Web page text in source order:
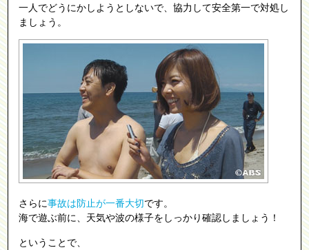
一人でどうにかしようとしないで、協力して安全第一で対処し
ましょう。
さらに事故は防止が一番大切です。
海で遊ぶ前に、天気や波の様子をしっかり確認しましょう！
ということで、